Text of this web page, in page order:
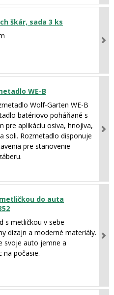
škár, sada 3 ks
WE-B
Wolf-Garten WE-B
batériovo poháňané s
pre aplikáciu osiva, hnojiva,
soli. Rozmetadlo disponuje
pre stanovenie
do auta
s metličkou v sebe
dizajn a moderné materiály.
svoje auto jemne a
na počasie.